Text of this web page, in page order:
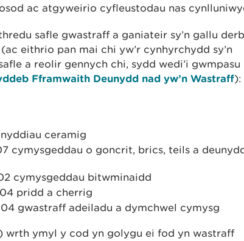
ac atgyweirio cyfleustodau nas
safle gwastraff a ganiateir sy’n gallu
eithrio pan mai chi yw’r cynhyrchydd sy’n
a reolir gennych chi, sydd wedi’i gwmpasu
Fframwaith Deunydd nad yw’n Wastraff):
ceramig
cymysgeddau o goncrit, brics, teils a
cymysgeddau bitwminaidd
pridd a cherrig
04 gwastraff adeiladu a dymchwel cymysg
wrth ymyl y cod yn golygu ei fod yn wastraff